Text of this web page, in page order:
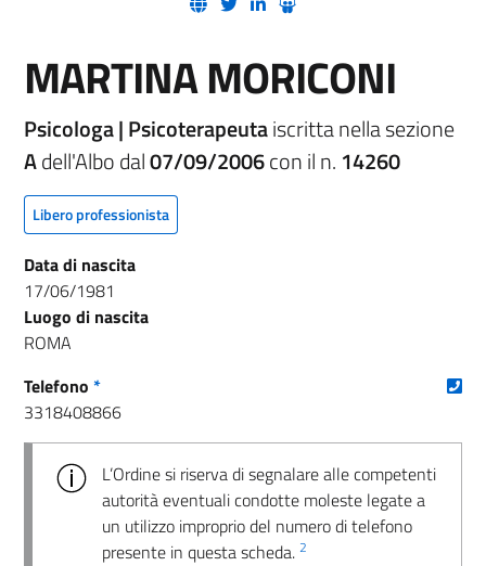
MARTINA MORICONI
Psicologa | Psicoterapeutaiscritta nella sezione
Adell'Albo dal07/09/2006con il n. 14260
Libero professionista
Data di nascita
17/06/1981
Luogo di nascita
ROMA
Telefono *
3318408866
L’Ordine si riserva di segnalare alle competenti
autorità eventuali condotte moleste legate a
un utilizzo improprio del numero di telefono
presente in questa scheda. 2